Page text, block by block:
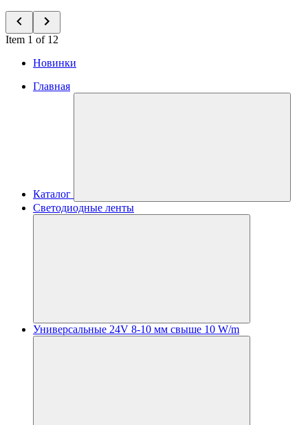
Item 1 of 12
Новинки
Главная
Каталог
Светодиодные ленты
Универсальные 24V 8-10 мм свыше 10 W/m